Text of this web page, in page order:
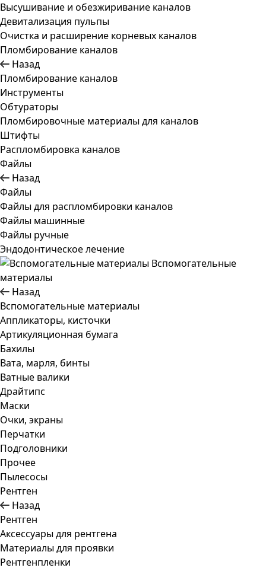
Высушивание и обезжиривание каналов
Девитализация пульпы
Очистка и расширение корневых каналов
Пломбирование каналов
Назад
Пломбирование каналов
Инструменты
Обтураторы
Пломбировочные материалы для каналов
Штифты
Распломбировка каналов
Файлы
Назад
Файлы
Файлы для распломбировки каналов
Файлы машинные
Файлы ручные
Эндодонтическое лечение
Вспомогательные
материалы
Назад
Вспомогательные материалы
Аппликаторы, кисточки
Артикуляционная бумага
Бахилы
Вата, марля, бинты
Ватные валики
Драйтипс
Маски
Очки, экраны
Перчатки
Подголовники
Прочее
Пылесосы
Рентген
Назад
Рентген
Аксессуары для рентгена
Материалы для проявки
Рентгенпленки